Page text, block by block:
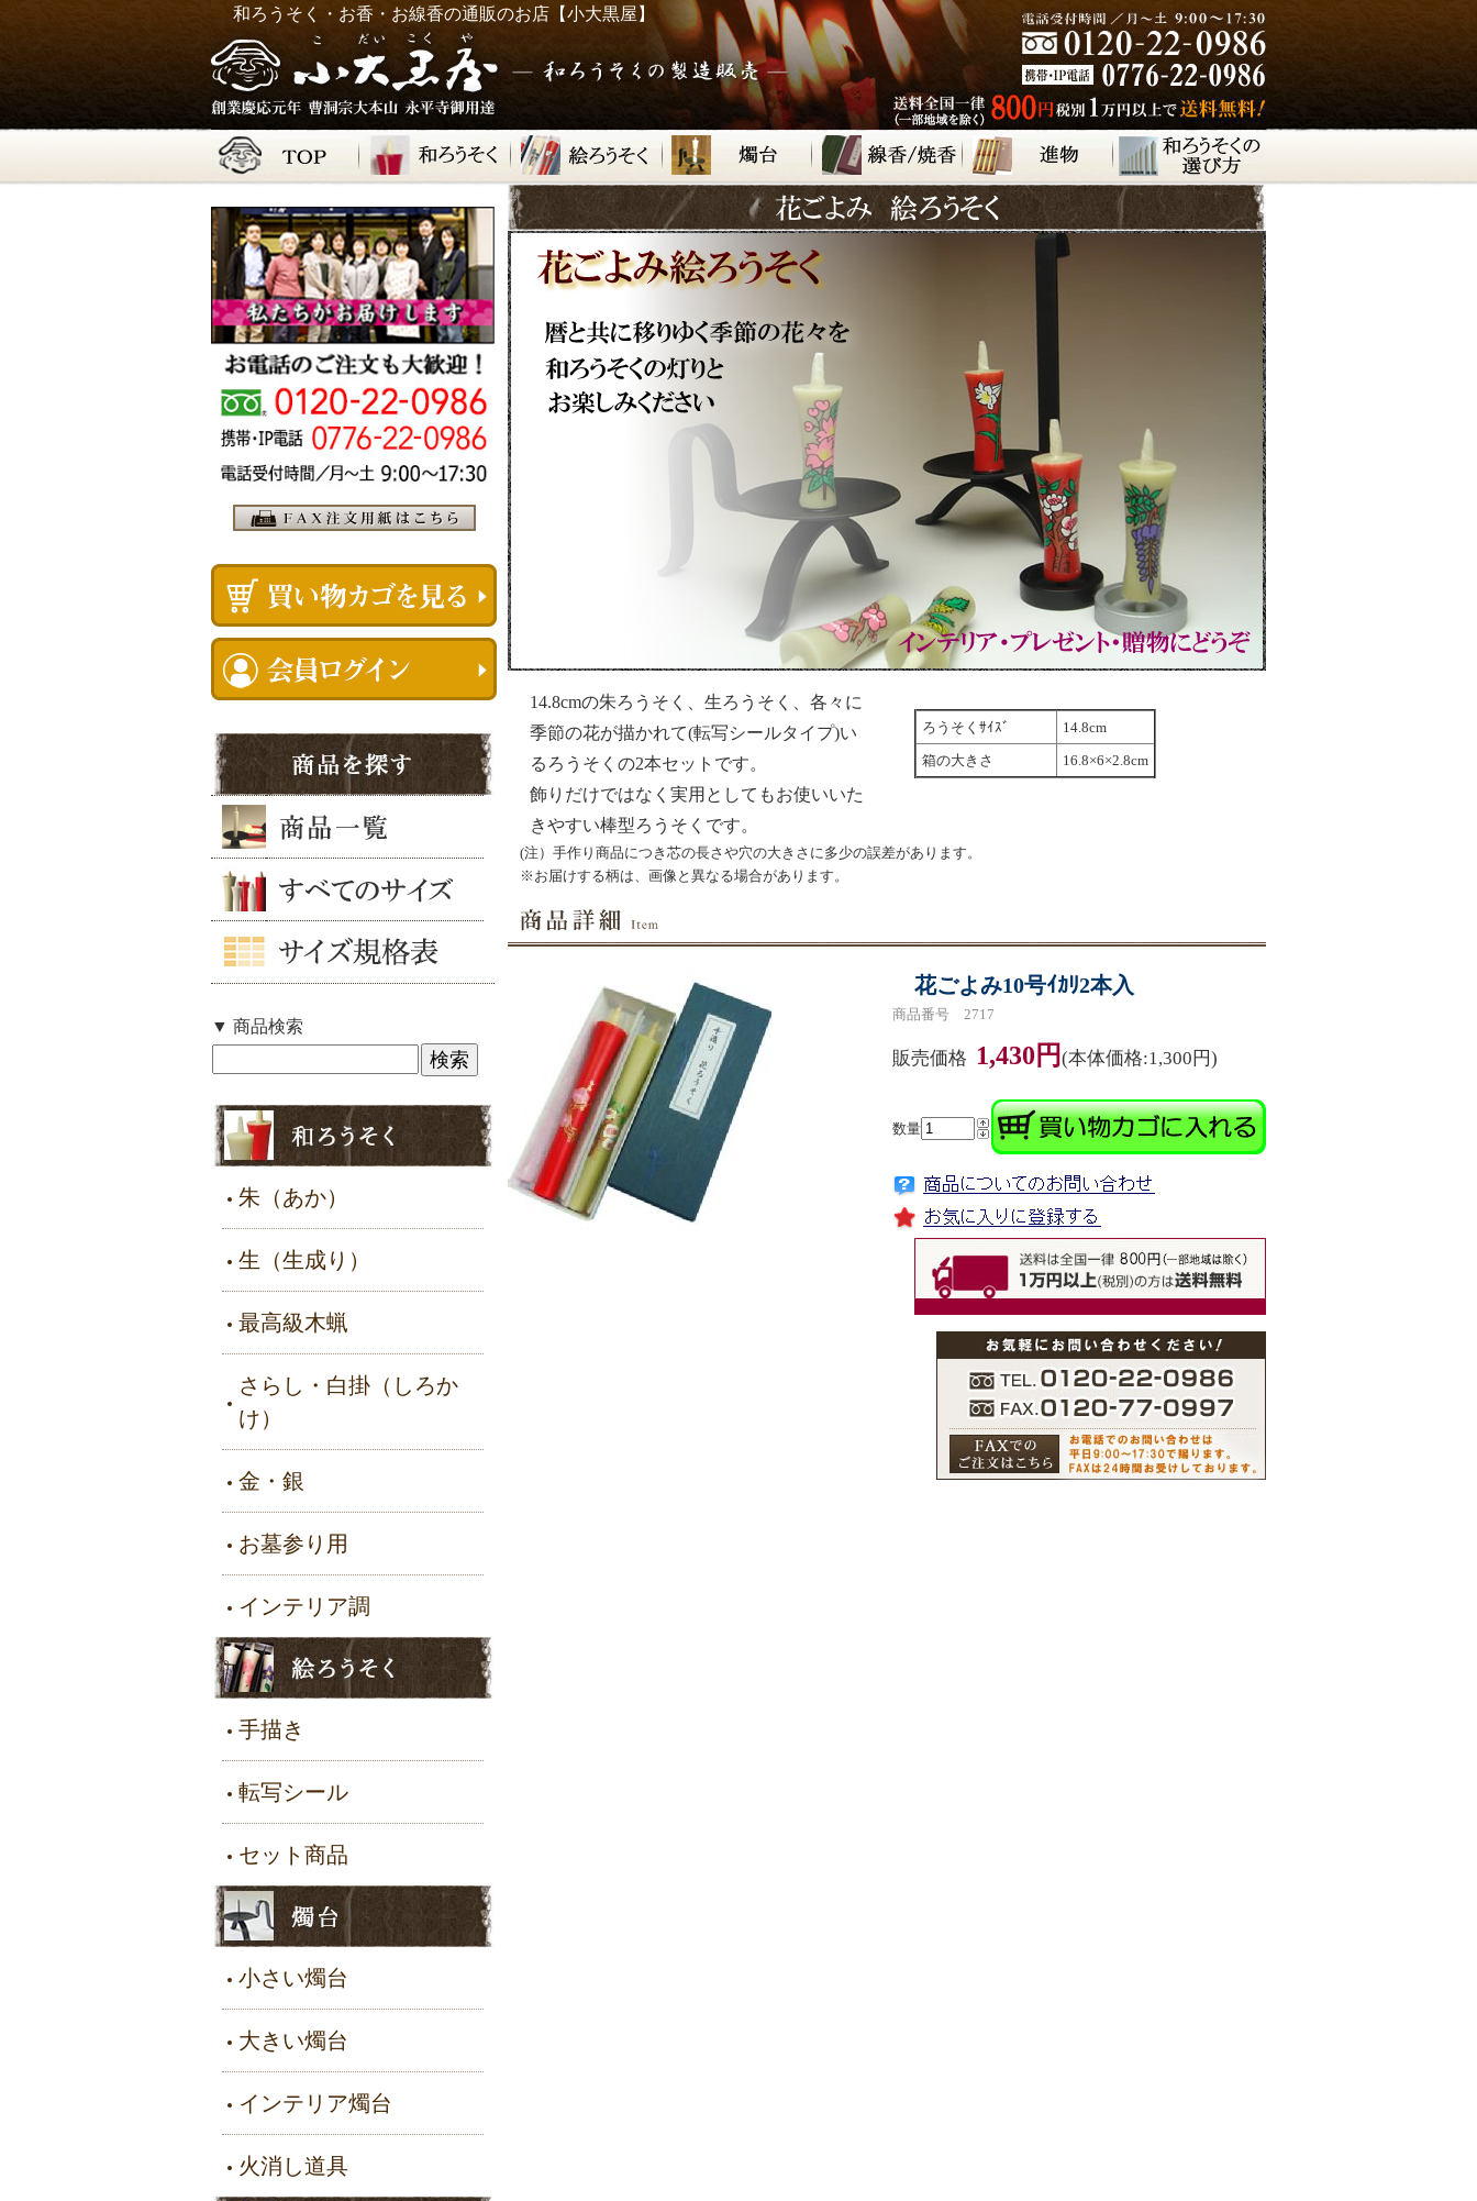
和ろうそく・お香・お線香の通販のお店【小大黒屋】
▼ 商品検索
朱（あか）
生（生成り）
最高級木蝋
さらし・白掛（しろか
け）
金・銀
お墓参り用
インテリア調
手描き
転写シール
セット商品
小さい燭台
大きい燭台
インテリア燭台
火消し道具
14.8cmの朱ろうそく、生ろうそく、各々に
季節の花が描かれて(転写シールタイプ)い
るろうそくの2本セットです。
飾りだけではなく実用としてもお使いいた
きやすい棒型ろうそくです。
ろうそくｻｲｽﾞ
14.8cm
箱の大きさ
16.8×6×2.8cm
(注）手作り商品につき芯の長さや穴の大きさに多少の誤差があります。
※お届けする柄は、画像と異なる場合があります。
花ごよみ10号ｲｶﾘ2本入
商品番号 2717
販売価格 1,430円(本体価格:1,300円)
数量